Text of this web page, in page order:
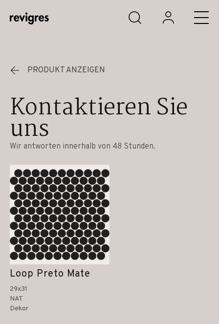
Zum Hauptinhalt springen
PRODUKT ANZEIGEN
Kontaktieren Sie
uns
Wir antworten innerhalb von 48 Stunden.
Loop Preto Mate
29x31
NAT
Dekor